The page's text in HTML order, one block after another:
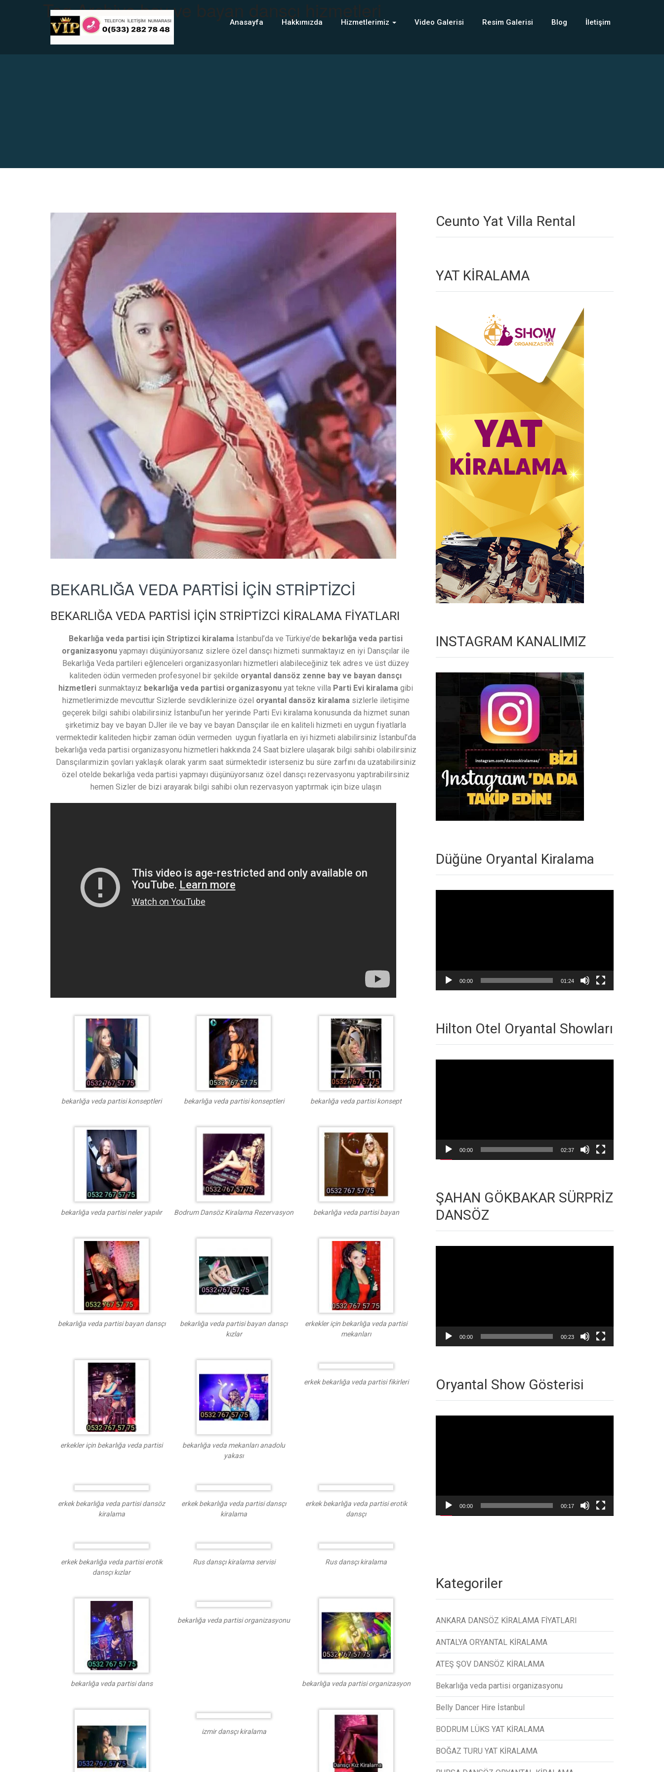
Anasayfa Hakkımızda Hizmetlerimiz Video Galerisi Resim Galerisi Blog İletişim
Tag Archivebay ve bayan dansçı hizmetleri
BEKARLIĞA VEDA PARTİSİ İÇİN STRİPTİZCİ
BEKARLIĞA VEDA PARTİSİ İÇİN STRİPTİZCİ KİRALAMA FİYATLARI
Bekarlığa veda partisi için Striptizci kiralama İstanbul’da ve Türkiye’de bekarlığa veda partisi
organizasyonu yapmayı düşünüyorsanız sizlere özel dansçı hizmeti sunmaktayız en iyi Dansçılar ile
Bekarlığa Veda partileri eğlenceleri organizasyonları hizmetleri alabileceğiniz tek adres ve üst düzey
kaliteden ödün vermeden profesyonel bir şekilde oryantal dansöz zenne bay ve bayan dansçı
hizmetleri sunmaktayız bekarlığa veda partisi organizasyonu yat tekne villa Parti Evi kiralama gibi
hizmetlerimizde mevcuttur Sizlerde sevdiklerinize özel oryantal dansöz kiralamasizlerle iletişime
geçerek bilgi sahibi olabilirsiniz İstanbul’un her yerinde Parti Evi kiralama konusunda da hizmet sunan
şirketimiz bay ve bayan DJler ile ve bay ve bayan Dansçılar ile en kaliteli hizmeti en uygun fiyatlarla
vermektedir kaliteden hiçbir zaman ödün vermeden uygun fiyatlarla en iyi hizmeti alabilirsiniz İstanbul’da
bekarlığa veda partisi organizasyonu hizmetleri hakkında 24 Saat bizlere ulaşarak bilgi sahibi olabilirsiniz
Dansçılarımizin şovları yaklaşık olarak yarım saat sürmektedir isterseniz bu süre zarfını da uzatabilirsiniz
özel otelde bekarlığa veda partisi yapmayı düşünüyorsanız özel dansçı rezervasyonu yaptırabilirsiniz
hemen Sizler de bizi arayarak bilgi sahibi olun rezervasyon yaptırmak için bize ulaşın
bekarlığa veda partisi konseptleri bekarlığa veda partisi konseptleri bekarlığa veda partisi konsept
bekarlığa veda partisi neler yapılır Bodrum Dansöz Kiralama Rezervasyon bekarlığa veda partisi bayan
bekarlığa veda partisi bayan dansçı
bekarlığa veda partisi bayan dansçı
kızlar
erkekler için bekarlığa veda partisi
mekanları
erkekler için bekarlığa veda partisi
bekarlığa veda mekanları anadolu
yakası
erkek bekarlığa veda partisi fikirleri
erkek bekarlığa veda partisi dansöz
kiralama
erkek bekarlığa veda partisi dansçı
kiralama
erkek bekarlığa veda partisi erotik
dansçı
erkek bekarlığa veda partisi erotik
dansçı kızlar
Rus dansçı kiralama servisi Rus dansçı kiralama
bekarlığa veda partisi dans
bekarlığa veda partisi organizasyonu
bekarlığa veda partisi organizasyon
izmir dansçı kiralama
Ceunto Yat Villa Rental
YAT KİRALAMA
INSTAGRAM KANALIMIZ
Düğüne Oryantal Kiralama
00:00 01:24
Hilton Otel Oryantal Showları
00:00 02:37
ŞAHAN GÖKBAKAR SÜRPRİZ
DANSÖZ
00:00 00:23
Oryantal Show Gösterisi
00:00 00:17
Kategoriler
ANKARA DANSÖZ KİRALAMA FİYATLARI
ANTALYA ORYANTAL KİRALAMA
ATEŞ ŞOV DANSÖZ KİRALAMA
Bekarlığa veda partisi organizasyonu
Belly Dancer Hire İstanbul
BODRUM LÜKS YAT KİRALAMA
BOĞAZ TURU YAT KİRALAMA